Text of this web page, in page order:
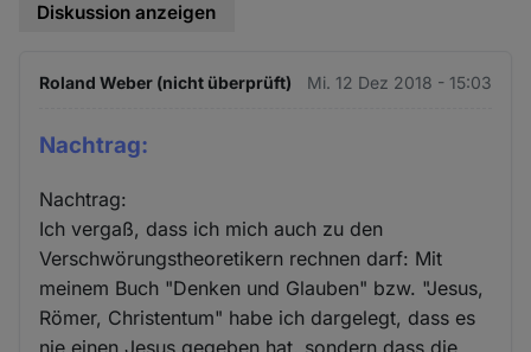
Diskussion anzeigen
Roland Weber (nicht überprüft) Mi. 12 Dez 2018 - 15:03
Nachtrag:
Nachtrag:
Ich vergaß, dass ich mich auch zu den
Verschwörungstheoretikern rechnen darf: Mit
meinem Buch "Denken und Glauben" bzw. "Jesus,
Römer, Christentum" habe ich dargelegt, dass es
nie einen Jesus gegeben hat, sondern dass die